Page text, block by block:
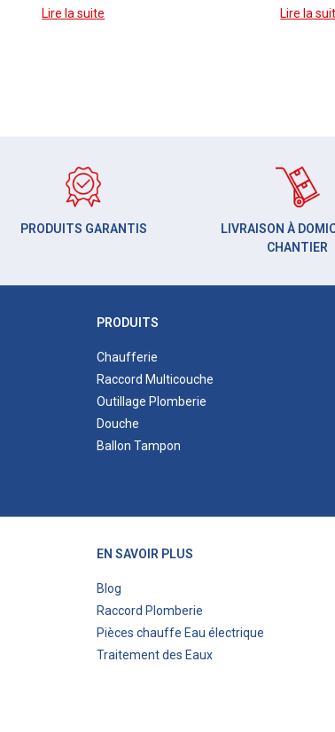
Lire la suite Lire la
PRODUITS GARANTIS
LIVRAISON À
CHANTIER
PRODUITS
Chaufferie
Raccord Multicouche
Outillage Plomberie
Douche
Ballon Tampon
EN SAVOIR PLUS
Blog
Raccord Plomberie
Pièces chauffe Eau électrique
Traitement des Eaux